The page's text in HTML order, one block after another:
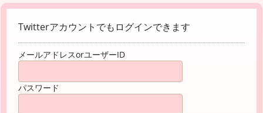
Twitterアカウントでもログインできます
メールアドレスorユーザーID
パスワード